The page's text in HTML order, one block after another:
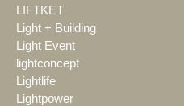
LIFTKET
Light + Building
Light Event
lightconcept
Lightlife
Lightpower